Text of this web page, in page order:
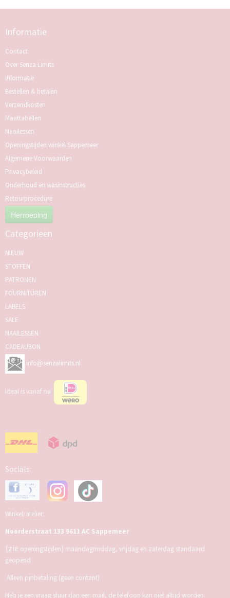
Informatie
Contact
Over Senza Limits
Informatie
Bestellen & betalen
Verzendkosten
Maattabellen
Naailessen
Openingstijden winkel Sappemeer
Algemene Voorwaarden
Privacybeleid
Onderhoud en wasinstructies
Retourprocedure
Herroeping
Categorieën
NIEUW
STOFFEN
PATRONEN
FOURNITUREN
LABELS
SALE
NAAILESSEN
CADEAUBON
info@senzalimits.nl
Ideal is vanaf nu
Socials:
Winkel/atelier:
Noorderstraat 133 9611 AC Sappemeer
(zie openingstijden) maandagmiddag, vrijdag en zaterdag standaard
geopend
Alleen pinbetaling (geen contant)
Heb je een vraag stuur dan een mail, de telefoon kan niet altijd worden